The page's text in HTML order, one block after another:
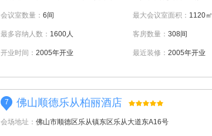
会议室数量： 6间 最大会议室面积： 1120㎡
最多容纳人数： 1600人 客房数量： 308间
开业时间： 2005年开业 最近装修： 2005年开业
7 佛山顺德乐从柏丽酒店
会场地址： 佛山市顺德区乐从镇东区乐从大道东A16号